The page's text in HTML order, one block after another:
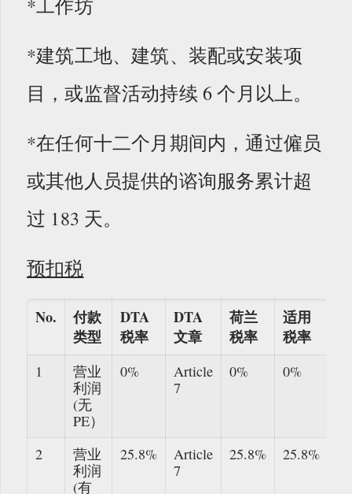
*工作坊
*建筑工地、建筑、装配或安装项
目，或监督活动持续 6 个月以上。
*在任何十二个月期间内，通过僱员
或其他人员提供的谘询服务累计超
过 183 天。
预扣税
No.
付款
类型
DTA
税率
DTA
文章
荷兰
税率
适用
税率
1
营业
利润
(无
PE）
0%
Article
7
0% 0%
2
营业
利润
(有
25.8%
Article
7
25.8% 25.8%